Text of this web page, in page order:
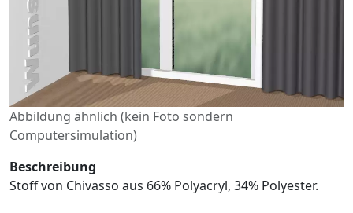
Abbildung ähnlich (kein Foto sondern
Computersimulation)
Beschreibung
Stoff von Chivasso aus 66% Polyacryl, 34% Polyester.